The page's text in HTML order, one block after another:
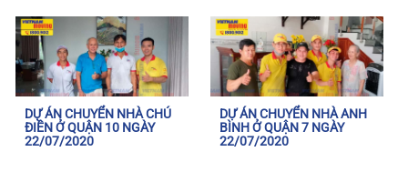
DỰ ÁN CHUYỂN NHÀ CHÚ
ĐIỀN Ở QUẬN 10 NGÀY
22/07/2020
DỰ ÁN CHUYỂN NHÀ ANH
BÌNH Ở QUẬN 7 NGÀY
22/07/2020